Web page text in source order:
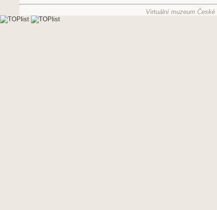
Virtuální muzeum